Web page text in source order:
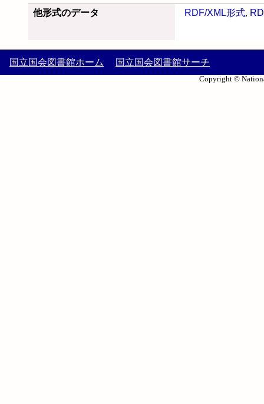
他形式のデータ RDF/XML形式,
国立国会図書館ホーム 国立国会図書館サーチ
Copyright ©